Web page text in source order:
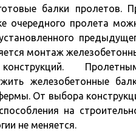
балки пролетов.
очередного пролета
монтаж
железобетонные
От выбора
на
не меняется.